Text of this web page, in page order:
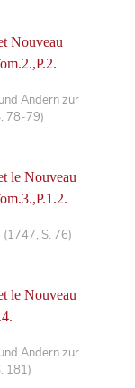
Nouveau
Andern zur
78-79)
le Nouveau
(1747, S. 76)
le Nouveau
Andern zur
181)